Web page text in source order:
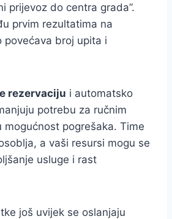
prijevoz do centra grada”.
prvim rezultatima na
povećava broj upita i
rezervaciju i automatsko
potrebu za ručnim
mogućnost pogrešaka. Time
a vaši resursi mogu se
usluge i rast
još uvijek se oslanjaju